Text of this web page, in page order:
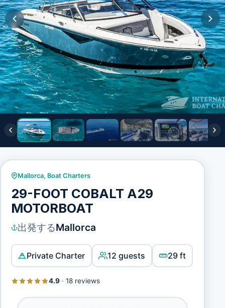
Mallorca, Boat Charters
29-FOOT COBALT A29
MOTORBOAT
出発するMallorca
Private Charter 12 guests 29 ft
4.9· 18 reviews